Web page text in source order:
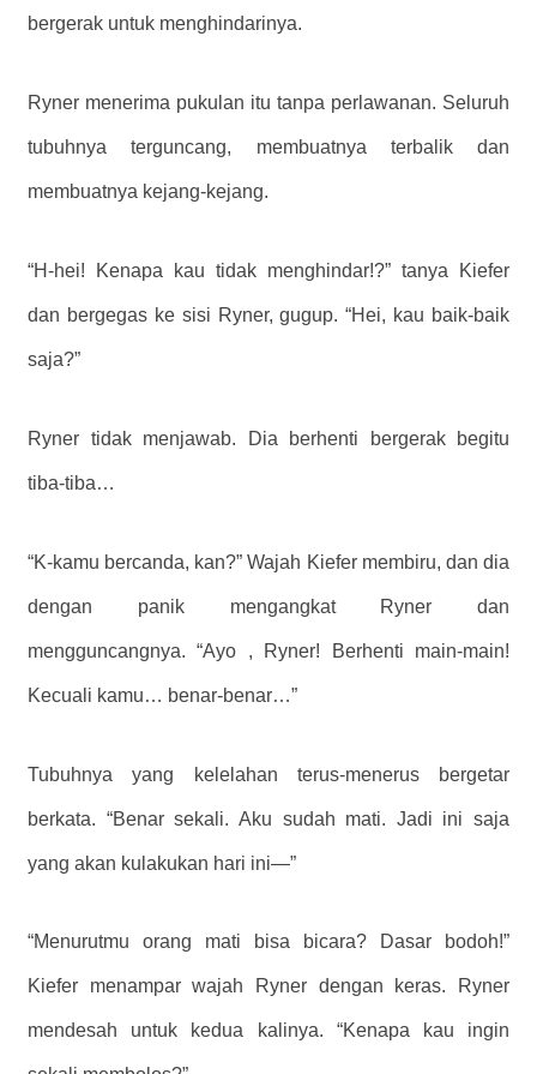
bergerak untuk menghindarinya.
Ryner menerima pukulan itu tanpa perlawanan. Seluruh
tubuhnya terguncang, membuatnya terbalik dan
membuatnya kejang-kejang.
“H-hei! Kenapa kau tidak menghindar!?” tanya Kiefer
dan bergegas ke sisi Ryner, gugup. “Hei, kau baik-baik
saja?”
Ryner tidak menjawab. Dia berhenti bergerak begitu
tiba-tiba…
“K-kamu bercanda, kan?” Wajah Kiefer membiru, dan dia
dengan panik mengangkat Ryner dan
mengguncangnya. “Ayo , Ryner! Berhenti main-main!
Kecuali kamu… benar-benar…”
Tubuhnya yang kelelahan terus-menerus bergetar
berkata. “Benar sekali. Aku sudah mati. Jadi ini saja
yang akan kulakukan hari ini—”
“Menurutmu orang mati bisa bicara? Dasar bodoh!”
Kiefer menampar wajah Ryner dengan keras. Ryner
mendesah untuk kedua kalinya. “Kenapa kau ingin